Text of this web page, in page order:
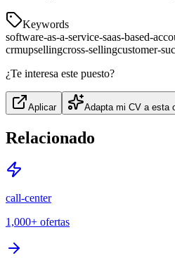
Keywords
software-as-a-service-saas-based-
crmupsellingcross-sellingcustomer-
¿Te interesa este puesto?
Aplicar Adapta mi CV a esta
Relacionado
call-center
1,000+ ofertas